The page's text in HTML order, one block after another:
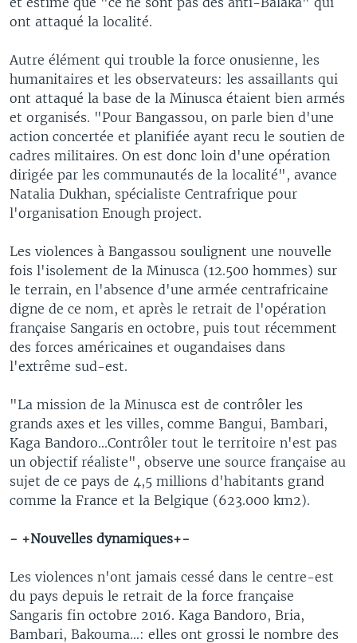
ont attaqué la localité.
Autre élément qui trouble la force onusienne, les
humanitaires et les observateurs: les assaillants qui
ont attaqué la base de la Minusca étaient bien armés
et organisés. "Pour Bangassou, on parle bien d'une
action concertée et planifiée ayant recu le soutien de
cadres militaires. On est donc loin d'une opération
dirigée par les communautés de la localité", avance
Natalia Dukhan, spécialiste Centrafrique pour
l'organisation Enough project.
Les violences à Bangassou soulignent une nouvelle
fois l'isolement de la Minusca (12.500 hommes) sur
le terrain, en l'absence d'une armée centrafricaine
digne de ce nom, et après le retrait de l'opération
française Sangaris en octobre, puis tout récemment
des forces américaines et ougandaises dans
l'extrême sud-est.
"La mission de la Minusca est de contrôler les
grands axes et les villes, comme Bangui, Bambari,
Kaga Bandoro...Contrôler tout le territoire n'est pas
un objectif réaliste", observe une source française au
sujet de ce pays de 4,5 millions d'habitants grand
comme la France et la Belgique (623.000 km2).
- +Nouvelles dynamiques+-
Les violences n'ont jamais cessé dans le centre-est
du pays depuis le retrait de la force française
Sangaris fin octobre 2016. Kaga Bandoro, Bria,
Bambari, Bakouma...: elles ont grossi le nombre des